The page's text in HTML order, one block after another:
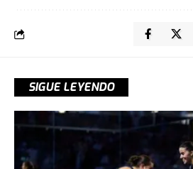
SIGUE LEYENDO